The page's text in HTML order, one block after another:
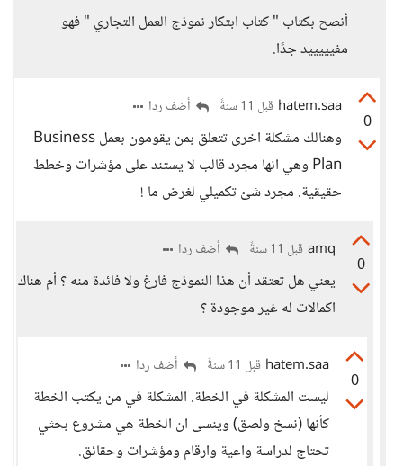
أنصح بكتاب " كتاب ابتكار نموذج العمل التجاري " فهو
مفيييييد جدًا.
0
hatem.saa قبل 11 سنةً أضف ردا
وهنالك مشكلة اخرى تتعلق بمن يقومون بعمل Business
Plan وهي انها مجرد قالب لا يستند على مؤشرات وخطط
حقيقية. مجرد شئ تكميلي لغرض ما !
0
amq قبل 11 سنةً أضف ردا
يعني هل تعتقد أن هذا النموذج فارغ ولا فائدة منه ؟ أم هناك
اكمالات له غير موجودة ؟
0
hatem.saa قبل 11 سنةً أضف ردا
ليست المشكلة في الخطة. المشكلة في من يكتب الخطة
كأنها (نسخ ولصق) وينسى ان الخطة هي مشروع بحثي
تحتاج لدراسة واعية وارقام ومؤشرات وحقائق.